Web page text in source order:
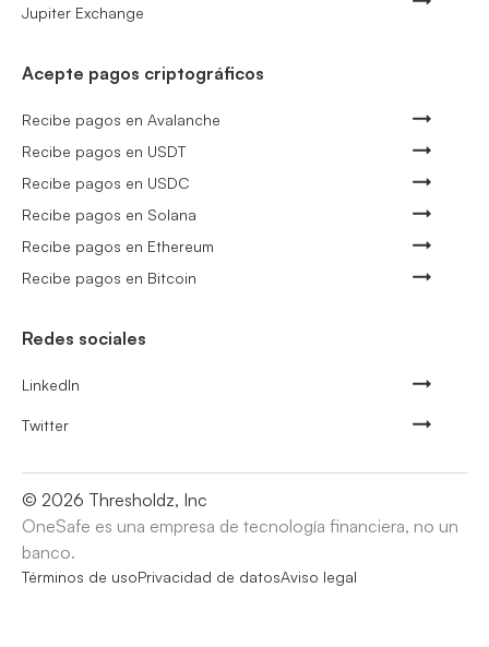
Jupiter Exchange
Acepte pagos criptográficos
Recibe pagos en Avalanche
Recibe pagos en USDT
Recibe pagos en USDC
Recibe pagos en Solana
Recibe pagos en Ethereum
Recibe pagos en Bitcoin
Redes sociales
LinkedIn
Twitter
© 2026 Thresholdz, Inc
OneSafe es una empresa de tecnología financiera, no un
banco.
Términos de usoPrivacidad de datosAviso legal